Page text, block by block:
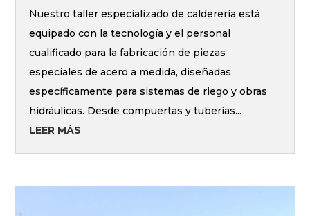
Nuestro taller especializado de calderería está
equipado con la tecnología y el personal
cualificado para la fabricación de piezas
especiales de acero a medida, diseñadas
específicamente para sistemas de riego y obras
hidráulicas. Desde compuertas y tuberías...
LEER MÁS